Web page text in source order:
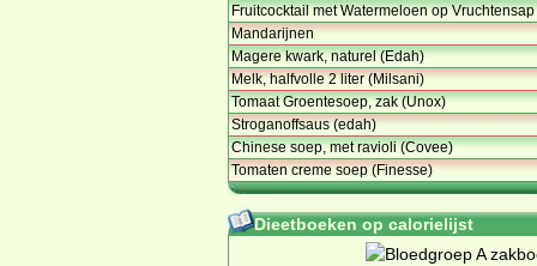
Fruitcocktail met Watermeloen op Vruchtensap
Mandarijnen
Magere kwark, naturel (Edah)
Melk, halfvolle 2 liter (Milsani)
Tomaat Groentesoep, zak (Unox)
Stroganoffsaus (edah)
Chinese soep, met ravioli (Covee)
Tomaten creme soep (Finesse)
Dieetboeken op calorielijst